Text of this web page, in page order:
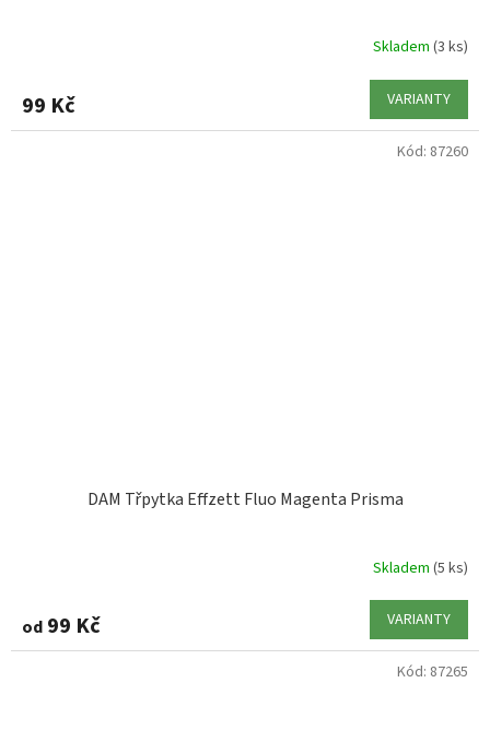
Skladem (3 ks)
99 Kč VARIANTY
DAM Třpytka Effzett Fluo Magenta Prisma
Skladem (5 ks)
od 99 Kč VARIANTY
Kód: 87260
Kód: 87265